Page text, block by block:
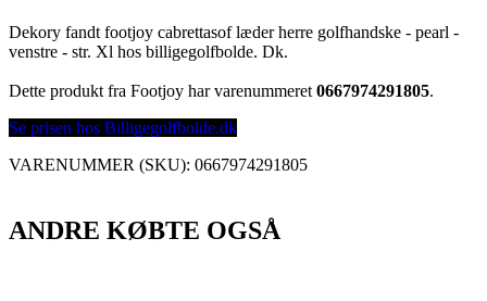
Dekory fandt footjoy cabrettasof læder herre golfhandske - pearl -
venstre - str. Xl hos billigegolfbolde. Dk.
Dette produkt fra Footjoy har varenummeret 0667974291805.
Se prisen hos Billigegolfbolde.dk
VARENUMMER (SKU): 0667974291805
ANDRE KØBTE OGSÅ